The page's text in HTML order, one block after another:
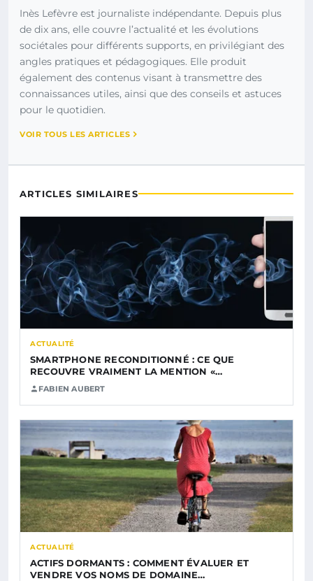
Inès Lefèvre est journaliste indépendante. Depuis plus
de dix ans, elle couvre l’actualité et les évolutions
sociétales pour différents supports, en privilégiant des
angles pratiques et pédagogiques. Elle produit
également des contenus visant à transmettre des
connaissances utiles, ainsi que des conseils et astuces
pour le quotidien.
VOIR TOUS LES ARTICLES
ARTICLES SIMILAIRES
ACTUALITÉ
SMARTPHONE RECONDITIONNÉ : CE QUE
RECOUVRE VRAIMENT LA MENTION «…
FABIEN AUBERT
ACTUALITÉ
ACTIFS DORMANTS : COMMENT ÉVALUER ET
VENDRE VOS NOMS DE DOMAINE…